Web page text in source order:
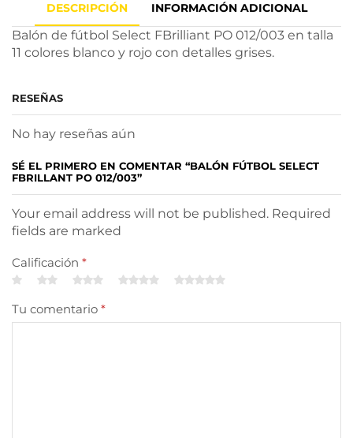
DESCRIPCIÓN INFORMACIÓN ADICIONAL
Balón de fútbol Select FBrilliant PO 012/003 en talla
11 colores blanco y rojo con detalles grises.
RESEÑAS
No hay reseñas aún
SÉ EL PRIMERO EN COMENTAR “BALÓN FÚTBOL SELECT
FBRILLANT PO 012/003”
Your email address will not be published. Required
fields are marked
Calificación *
Tu comentario *